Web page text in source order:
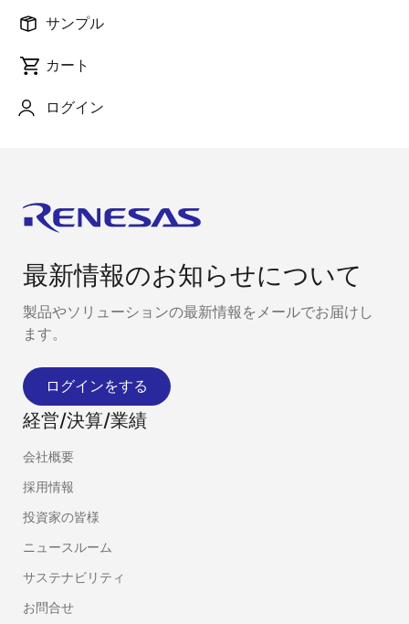
サンプル
カート
ログイン
障検知が可能です。 「e-AI」がモーター制御をよりイ
ンテリジェント化し、メンテナンス時期の予測や故障
箇所の特定などを、リアルタイムにエンドポイントで
実現します。
最新情報のお知らせについて
製品やソリューションの最新情報をメールでお届けし
ます。
ログインをする
経営/決算/業績
会社概要
採用情報
投資家の皆様
ニュースルーム
サステナビリティ
お問合せ